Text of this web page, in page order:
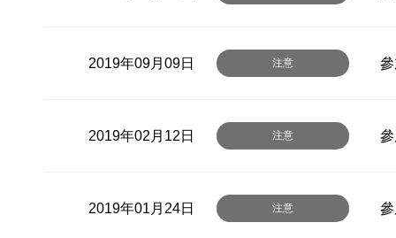
2019年09月09日 注意
2019年02月12日 注意
2019年01月24日 注意